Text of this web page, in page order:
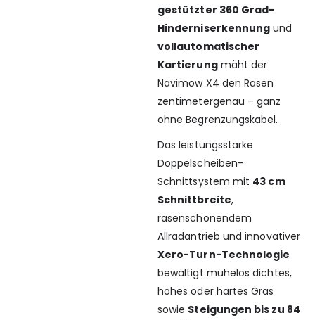
gestützter 360 Grad-
Hinderniserkennung und
vollautomatischer
Kartierungmäht der
Navimow X4 den Rasen
zentimetergenau – ganz
ohne Begrenzungskabel.
Das leistungsstarke
Doppelscheiben-
Schnittsystem mit 43 cm
Schnittbreite,
rasenschonendem
Allradantrieb und innovativer
Xero-Turn-Technologie
bewältigt mühelos dichtes,
hohes oder hartes Gras
sowie Steigungen bis zu 84